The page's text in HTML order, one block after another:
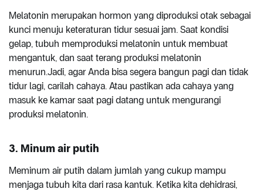
Melatonin merupakan hormon yang diproduksi otak sebagai
kunci menuju keteraturan tidur sesuai jam. Saat kondisi
gelap, tubuh memproduksi melatonin untuk membuat
mengantuk, dan saat terang produksi melatonin
menurun.Jadi, agar Anda bisa segera bangun pagi dan tidak
tidur lagi, carilah cahaya. Atau pastikan ada cahaya yang
masuk ke kamar saat pagi datang untuk mengurangi
produksi melatonin.
3. Minum air putih
Meminum air putih dalam jumlah yang cukup mampu
menjaga tubuh kita dari rasa kantuk. Ketika kita dehidrasi,